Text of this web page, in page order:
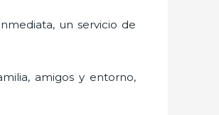
un servicio de
amigos y entorno,